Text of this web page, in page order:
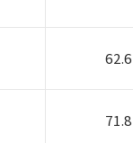
62.6
71.8